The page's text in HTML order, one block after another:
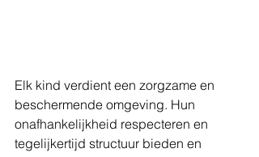
Elk kind verdient een zorgzame en
beschermende omgeving. Hun
onafhankelijkheid respecteren en
tegelijkertijd structuur bieden en